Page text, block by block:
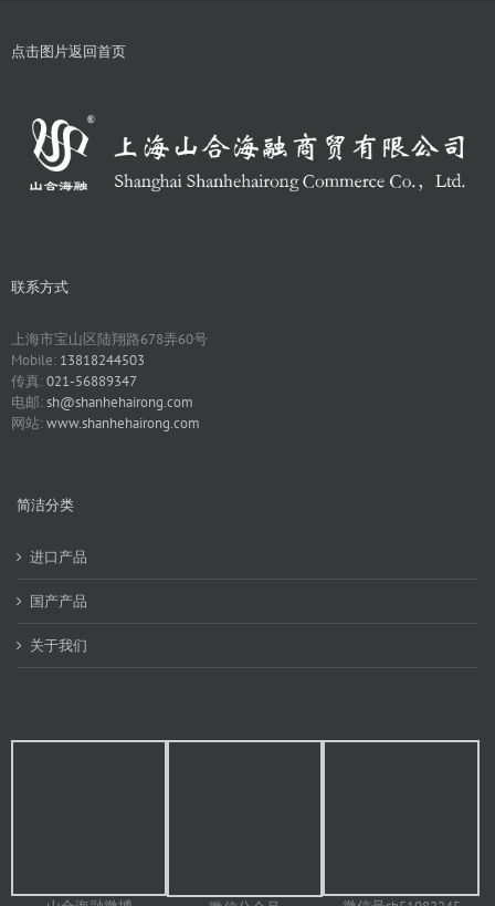
点击图片返回首页
联系方式
上海市宝山区陆翔路678弄60号
Mobile: 13818244503
传真:021-56889347
电邮:sh@shanhehairong.com
网站:www.shanhehairong.com
简洁分类
进口产品
国产产品
关于我们